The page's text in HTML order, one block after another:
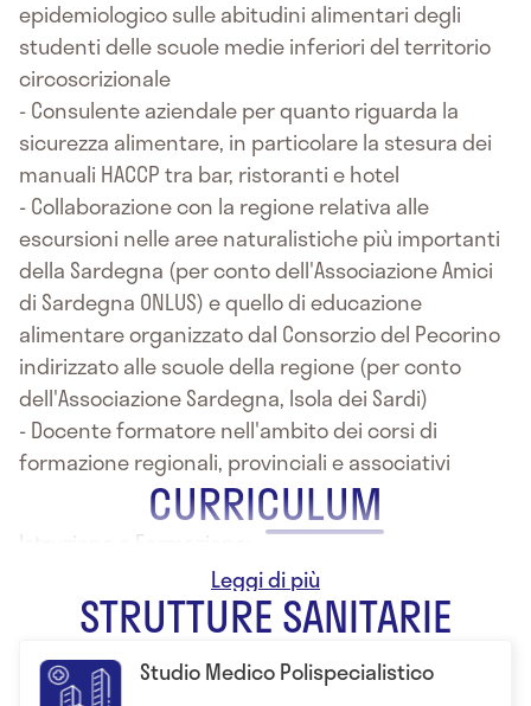
epidemiologico sulle abitudini alimentari degli
studenti delle scuole medie inferiori del territorio
circoscrizionale
- Consulente aziendale per quanto riguarda la
sicurezza alimentare, in particolare la stesura dei
manuali HACCP tra bar, ristoranti e hotel
- Collaborazione con la regione relativa alle
escursioni nelle aree naturalistiche più importanti
della Sardegna (per conto dell'Associazione Amici
di Sardegna ONLUS) e quello di educazione
alimentare organizzato dal Consorzio del Pecorino
indirizzato alle scuole della regione (per conto
dell'Associazione Sardegna, Isola dei Sardi)
- Docente formatore nell'ambito dei corsi di
formazione regionali, provinciali e associativi
CURRICULUM
Istruzione e Formazione:
- Laurea in Scienze Biologiche
STRUTTURE SANITARIE
Studio Medico Polispecialistico